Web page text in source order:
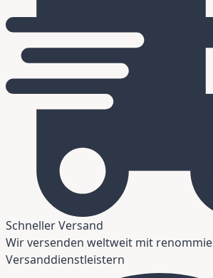
Schneller Versand
Wir versenden weltweit mit
Versanddienstleistern